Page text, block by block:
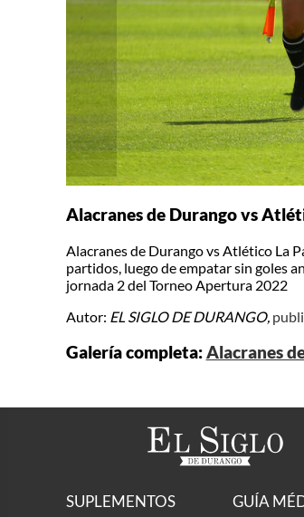
Alacranes de Durango vs
Alacranes de Durango vs Atlético La
partidos, luego de empatar sin goles
jornada 2 del Torneo Apertura 2022
Autor: EL SIGLO DE DURANGO,
Galería completa:Alacranes
SUPLEMENTOS
GUÍA